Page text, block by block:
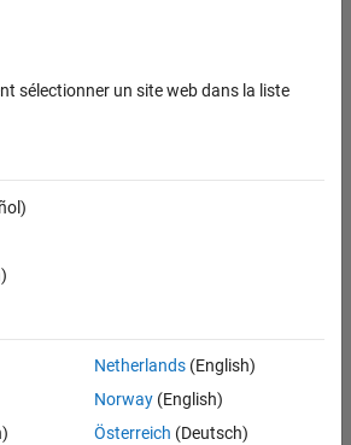
sélectionner un site web dans la liste
Netherlands(English)
Norway(English)
Österreich (Deutsch)